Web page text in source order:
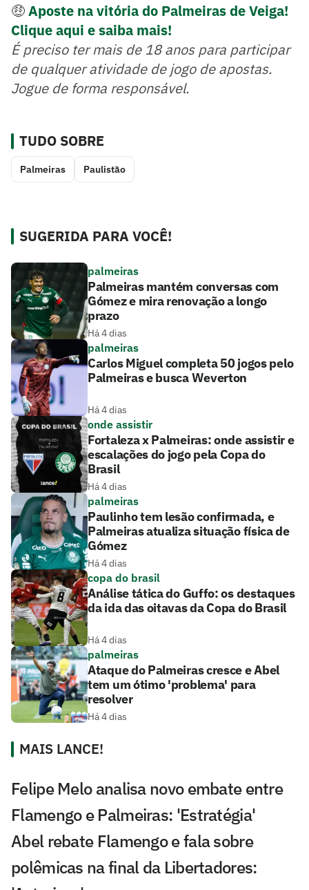
🤑Aposte na vitória do Palmeiras de Veiga!
Clique aqui e saiba mais!
É preciso ter mais de 18 anos para participar
de qualquer atividade de jogo de apostas.
Jogue de forma responsável.
TUDO SOBRE
Palmeiras Paulistão
SUGERIDA PARA VOCÊ!
palmeiras
Palmeiras mantém conversas com
Gómez e mira renovação a longo
prazo
Há 4 dias
palmeiras
Carlos Miguel completa 50 jogos pelo
Palmeiras e busca Weverton
Há 4 dias
onde assistir
Fortaleza x Palmeiras: onde assistir e
escalações do jogo pela Copa do
Brasil
Há 4 dias
palmeiras
Paulinho tem lesão confirmada, e
Palmeiras atualiza situação física de
Gómez
Há 4 dias
copa do brasil
Análise tática do Guffo: os destaques
da ida das oitavas da Copa do Brasil
Há 4 dias
palmeiras
Ataque do Palmeiras cresce e Abel
tem um ótimo 'problema' para
resolver
Há 4 dias
MAIS LANCE!
Felipe Melo analisa novo embate entre
Flamengo e Palmeiras: 'Estratégia'
Abel rebate Flamengo e fala sobre
polêmicas na final da Libertadores: